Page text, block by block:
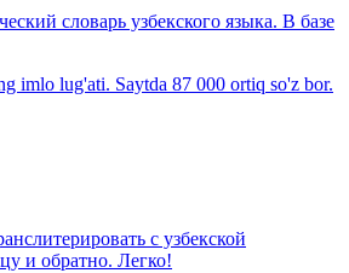
словарь узбекского языка. В базе
imlo lug'ati. Saytda 87 000 ortiq so'z bor.
с узбекской
и обратно. Легко!